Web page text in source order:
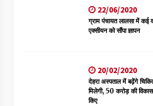
22/06/2020
ग्राम पंचायत लालसा में कई
एक्सीयन को सौंपा ज्ञापन
20/02/2020
देहरा अस्पताल में बढ़ेंगे
मिलेगी, 50 करोड़ की
किए